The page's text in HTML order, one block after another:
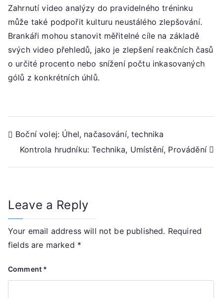
Zahrnutí video analýzy do pravidelného tréninku
může také podpořit kulturu neustálého zlepšování.
Brankáři mohou stanovit měřitelné cíle na základě
svých video přehledů, jako je zlepšení reakčních časů
o určité procento nebo snížení počtu inkasovaných
gólů z konkrétních úhlů.
Post
navigation
Boční volej: Úhel, načasování, technika
Kontrola hrudníku: Technika, Umístění, Provádění
Leave a Reply
Your email address will not be published. Required
fields are marked *
Comment *